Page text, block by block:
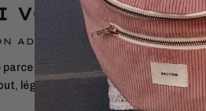
VOUS ALLEZ
ADOPTE ET QUE L'ON GARDE
parce qu’elle facilite le quotidien. Le
léger et pratique, sans compromis